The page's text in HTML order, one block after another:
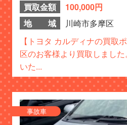
買取金額
100,000円
地 域
川崎市多摩区
【トヨタ カルディナの買取
区のお客様より買取しまし
いた...
事故車